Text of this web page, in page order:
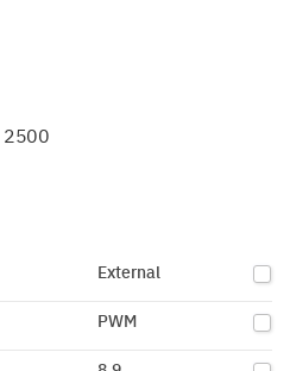
2500
External
PWM